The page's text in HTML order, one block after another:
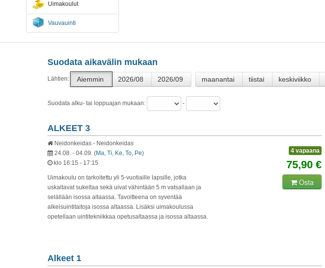
Uimakoulut
Vauvauinti
Suodata aikavälin mukaan
Lähtien: Aiemmin 2026/08 2026/09 maanantai tiistai keskiviikko
Suodata alku- tai loppuajan mukaan: -
ALKEET 3
Neidonkeidas - Neidonkeidas
24.08. - 04.09. (Ma, Ti, Ke, To, Pe)
klo 16:15 - 17:15
Uimakoulu on tarkoitettu yli 5-vuotiaille lapsille, jotka
uskaltavat sukeltaa sekä uivat vähintään 5 m vatsallaan ja
selällään isossa altaassa. Tavoitteena on syventää
alkeisuintitaitoja isossa altaassa. Lisäksi uimakoulussa
opetellaan uintitekniikkaa opetusaltaassa ja isossa altaassa.
4 vapaana
75,90 €
Osta
Alkeet 1